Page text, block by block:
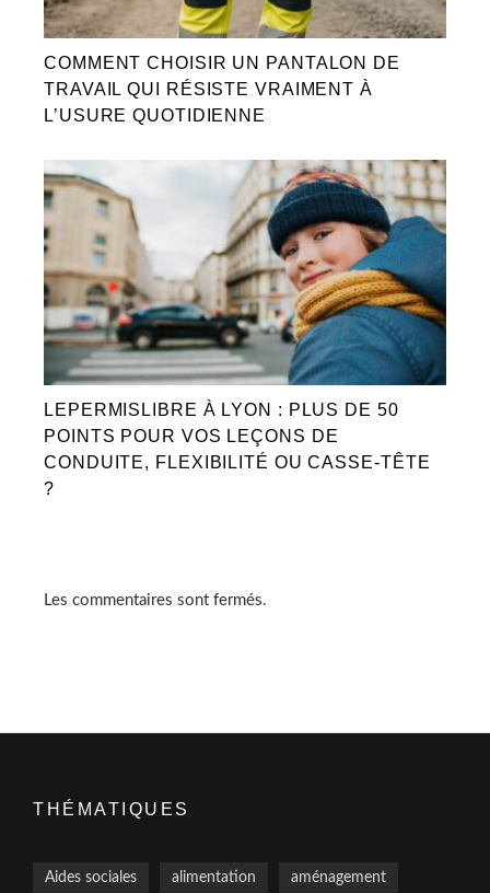
COMMENT CHOISIR UN PANTALON DE
TRAVAIL QUI RÉSISTE VRAIMENT À
L’USURE QUOTIDIENNE
LEPERMISLIBRE À LYON : PLUS DE 50
POINTS POUR VOS LEÇONS DE
CONDUITE, FLEXIBILITÉ OU CASSE-TÊTE
?
Les commentaires sont fermés.
THÉMATIQUES
Aides sociales alimentation aménagement